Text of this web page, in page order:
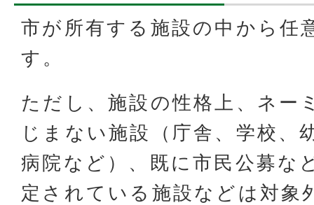
市が所有する施設の中から任
す。
ただし、施設の性格上、ネー
じまない施設（庁舎、学校、
病院など）、既に市民公募な
定されている施設などは対象